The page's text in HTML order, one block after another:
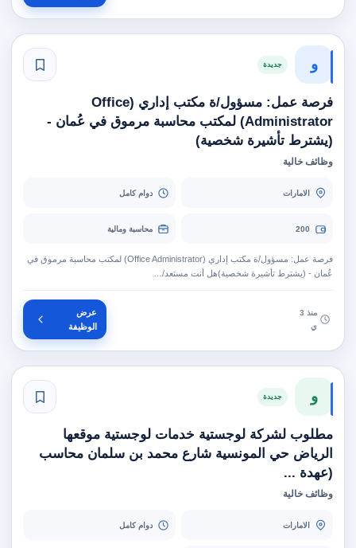
و جديدة
فرصة عمل: مسؤول/ة مكتب إداري (Office
Administrator) لمكتب محاسبة مرموق في عُمان -
(يشترط تأشيرة شخصية)
وظائف خالية
الامارات دوام كامل
200 محاسبة ومالية
فرصة عمل: مسؤول/ة مكتب إداري (Office Administrator) لمكتب محاسبة مرموق في
عُمان - (يشترط تأشيرة شخصية)هل أنت مستعد/…
منذ 3
ي
عرض
الوظيفة
و جديدة
مطلوب لشركة لوجستية خدمات لوجستية موقعها
الرياض حي المونسية شارع محمد بن سلمان محاسب
(عهدة ...
وظائف خالية
الامارات دوام كامل